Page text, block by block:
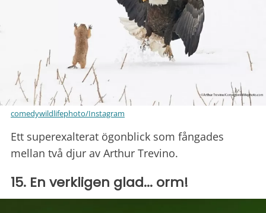
comedywildlifephoto/Instagram
Ett superexalterat ögonblick som fångades
mellan två djur av Arthur Trevino.
15. En verkligen glad... orm!